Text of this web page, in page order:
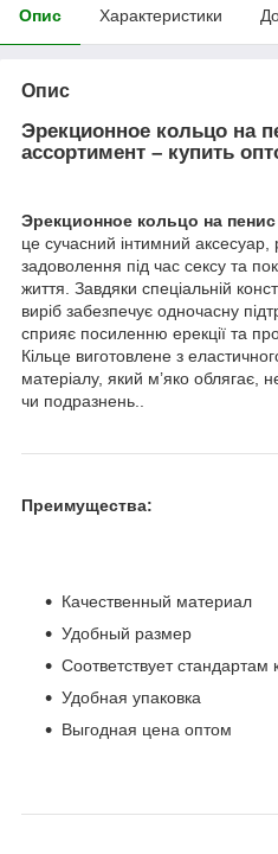
Опис Характеристики
Опис
Эрекционное кольцо на
ассортимент – купить
Эрекционное кольцо на
це сучасний інтимний
задоволення під час сексу та
життя. Завдяки спеціальній
виріб забезпечує одночасну
сприяє посиленню ерекції та
Кільце виготовлене з
матеріалу, який м’яко облягає,
чи подразнень..
Преимущества:
Качественный материал
Удобный размер
Соответствует стандартам
Удобная упаковка
Выгодная цена оптом